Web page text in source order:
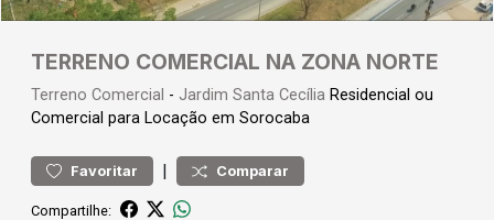
TERRENO COMERCIAL NA ZONA NORTE
Terreno Comercial - Jardim Santa Cecília Residencial ou
Comercial para Locação em Sorocaba
Favoritar | Comparar
Compartilhe: